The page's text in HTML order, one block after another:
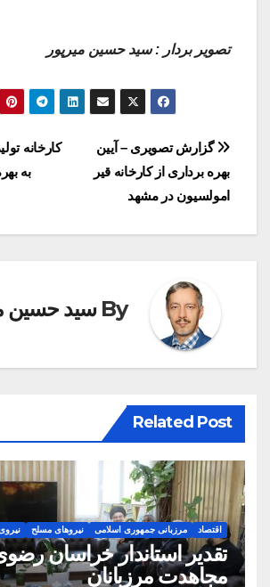
تصویر بردار : سید حسین میرپور
راهبری
نوشته
کارخانه
به
گزارش تصویری – آیین
بهره برداری از کارخانه قیر
امولسیون در مشهد
By سید حسین
Related Post
اقتصاد مرزبانی جمهوری اسلامی نیروهای مسلح
تقدیر استاندار خراسان
مجاهدت مرزبانان